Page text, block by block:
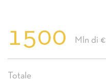
1500 Mln di €
Totale